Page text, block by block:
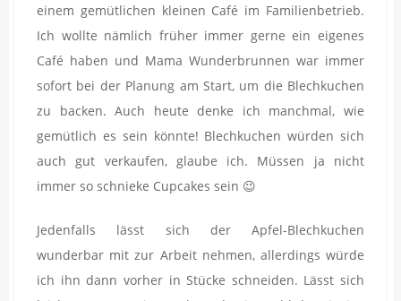
einem gemütlichen kleinen Café im Familienbetrieb.
Ich wollte nämlich früher immer gerne ein eigenes
Café haben und Mama Wunderbrunnen war immer
sofort bei der Planung am Start, um die Blechkuchen
zu backen. Auch heute denke ich manchmal, wie
gemütlich es sein könnte! Blechkuchen würden sich
auch gut verkaufen, glaube ich. Müssen ja nicht
immer so schnieke Cupcakes sein 😉
Jedenfalls lässt sich der Apfel-Blechkuchen
wunderbar mit zur Arbeit nehmen, allerdings würde
ich ihn dann vorher in Stücke schneiden. Lässt sich